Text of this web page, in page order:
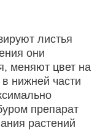
листья
они
меняют цвет на
нижней части
препарат
растений